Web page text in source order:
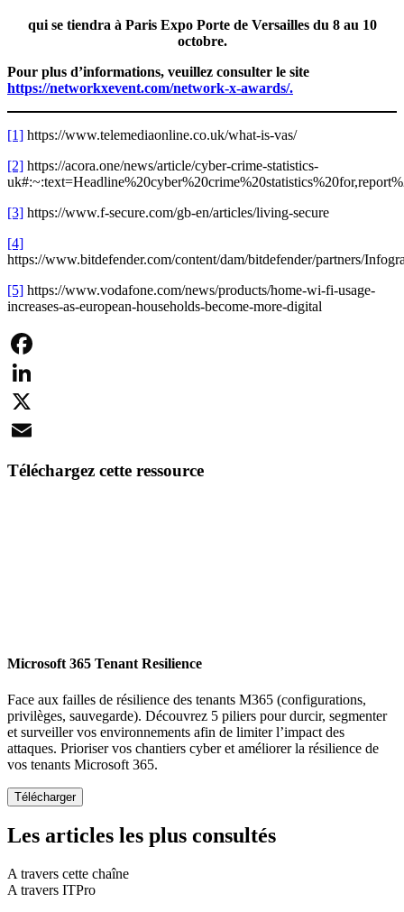
qui se tiendra à Paris Expo Porte de Versailles du 8 au 10
octobre.
Pour plus d’informations, veuillez consulter le site
https://networkxevent.com/network-x-awards/.
[1] https://www.telemediaonline.co.uk/what-is-vas/
[2] https://acora.one/news/article/cyber-crime-statistics-
[3] https://www.f-secure.com/gb-en/articles/living-secure
[4]
https://www.bitdefender.com/content/dam/bitdefender/partners/
[5] https://www.vodafone.com/news/products/home-wi-fi-usage-
increases-as-european-households-become-more-digital
Facebook
LinkedIn
X
Téléchargez cette ressource
Microsoft 365 Tenant Resilience
Face aux failles de résilience des tenants M365 (configurations,
privilèges, sauvegarde). Découvrez 5 piliers pour durcir, segmenter
et surveiller vos environnements afin de limiter l’impact des
attaques. Prioriser vos chantiers cyber et améliorer la résilience de
vos tenants Microsoft 365.
Les articles les plus consultés
A travers cette chaîne
A travers ITPro